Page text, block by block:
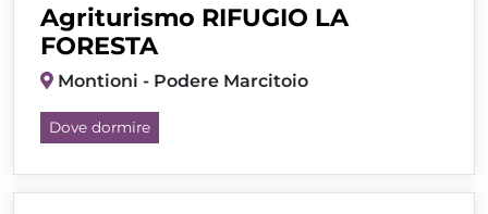
Agriturismo RIFUGIO LA
FORESTA
Montioni - Podere Marcitoio
Dove dormire